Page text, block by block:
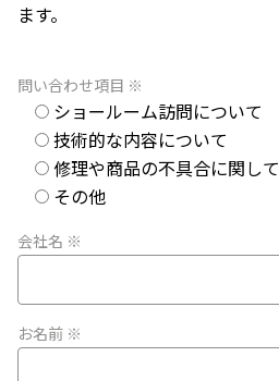
ます。
問い合わせ項目 ※
ショールーム訪問について
技術的な内容について
修理や商品の不具合に関して
その他
会社名 ※
お名前 ※